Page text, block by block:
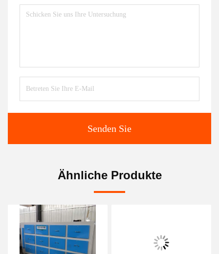
Senden Sie
Ähnliche Produkte